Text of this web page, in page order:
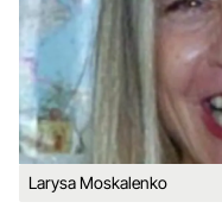
Larysa Moskalenko